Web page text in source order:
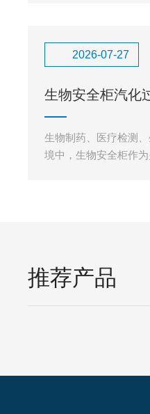
2026-07-27
生物安全柜汽化
卓生物MZ-VHP
生物制药、医疗检测
境中，生物安全柜作
推荐产品